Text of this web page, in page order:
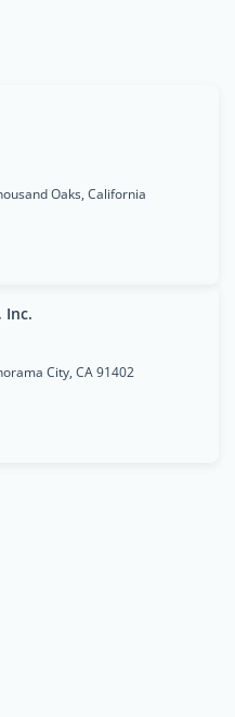
Oaks, California
Inc.
City, CA 91402